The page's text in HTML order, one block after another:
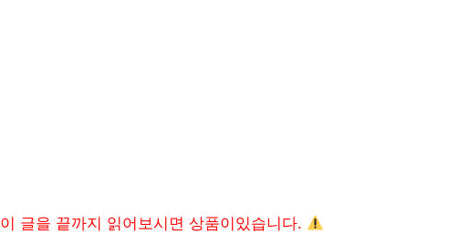
이 글을 끝까지 읽어보시면 상품이있습니다.